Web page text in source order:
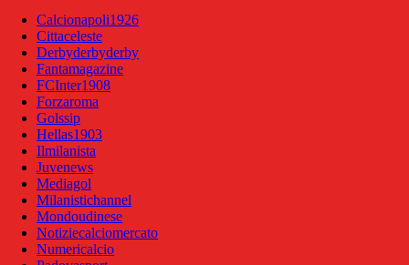
Calcionapoli1926
Cittaceleste
Derbyderbyderby
Fantamagazine
FCInter1908
Forzaroma
Golssip
Hellas1903
Ilmilanista
Juvenews
Mediagol
Milanistichannel
Mondoudinese
Notiziecalciomercato
Numericalcio